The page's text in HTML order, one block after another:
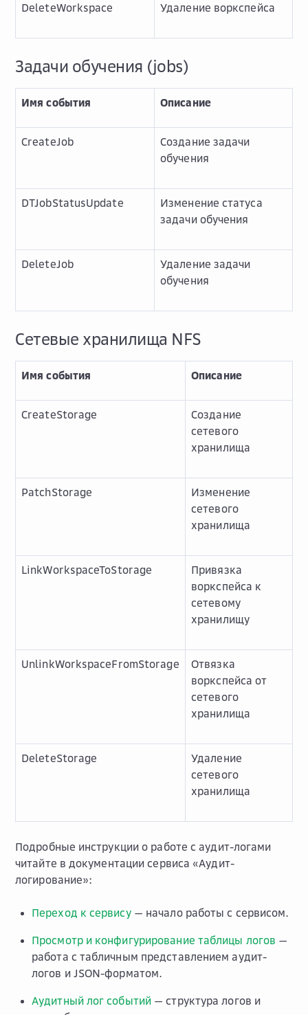
DeleteWorkspace Удаление воркспейса
Задачи обучения (jobs)
Имя события Описание
CreateJob
Создание задачи
обучения
DTJobStatusUpdate
Изменение статуса
задачи обучения
DeleteJob
Удаление задачи
обучения
Сетевые хранилища NFS
Имя события Описание
CreateStorage
Создание
сетевого
хранилища
PatchStorage
Изменение
сетевого
хранилища
LinkWorkspaceToStorage
Привязка
воркспейса к
сетевому
хранилищу
UnlinkWorkspaceFromStorage
Отвязка
воркспейса от
сетевого
хранилища
DeleteStorage
Удаление
сетевого
хранилища
Подробные инструкции о работе с аудит-логами
читайте в документации сервиса «Аудит-
логирование»:
Переход к сервису— начало работы с сервисом.
Просмотр и конфигурирование таблицы логов —
работа с табличным представлением аудит-
логов и JSON-форматом.
Аудитный лог событий — структура логов и